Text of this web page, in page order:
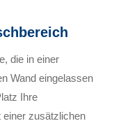
die in einer
Wand eingelassen
Ihre
zusätzlichen